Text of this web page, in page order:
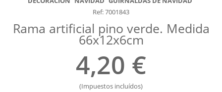
Ref: 7001843
Rama artificial pino verde. Medida
66x12x6cm
4,20 €
(Impuestos incluídos)